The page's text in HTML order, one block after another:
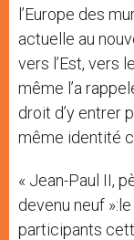
l’Europe des
actuelle au
vers l’Est, vers
même l’a
droit d’y entrer
même identité
« Jean-Paul II,
devenu neuf
participants